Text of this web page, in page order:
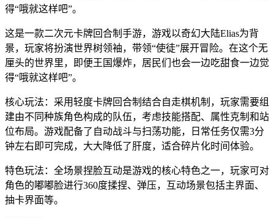
得“哦就这样吧”。
这是一款二次元卡牌回合制手游，游戏以奇幻大陆Elias为背
景，玩家将扮演世界树领袖，带领“使徒”展开冒险。在这个无
厘头的世界里，即便王国爆炸，居民们也会一边吃甜食一边觉
得“哦就这样吧”。
核心玩法：采用轻度卡牌回合制结合自走棋机制，玩家需要组
建由不同种族角色构成的队伍，考虑技能搭配、属性克制和站
位布局。游戏配备了自动战斗与扫荡功能，日常任务仅需3分
钟左右即可完成，大大降低了肝度，适合碎片化时间体验。
特色玩法：全场景捏脸互动是游戏的核心特色之一，玩家可对
角色的嘟嘟脸进行360度揉捏、弹压，互动场景包括主界面、
抽卡界面等。